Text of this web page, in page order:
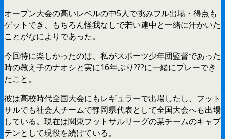
オープン大会の高いレベルの中5人で挑みフル出場・得点も
ゲットでき、もちろん怪我なしで若い連中と一緒に汗かいた
ことがなによりであった。
今回特に楽しかったのは、私がスポーツ少年団監督であった
時の教え子のナオシと実に16年ぶり???に一緒にプレーでき
たこと。
彼は高校時代全国大会にもレギュラーで出場したし、フット
サルでも社会人チームで静岡県代表として全国大会へも出場
している。現在は関東フットサルリーグの某チームのキャプ
テンとして現役を続けている。